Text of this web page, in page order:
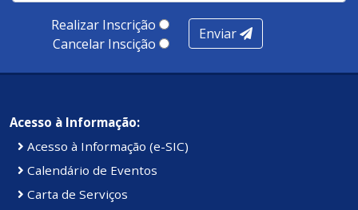
Kennedy.Realizar Inscrição
Cancelar Inscição
Enviar
Acesso à Informação:
Acesso à Informação (e-SIC)
Calendário de Eventos
Carta de Serviços